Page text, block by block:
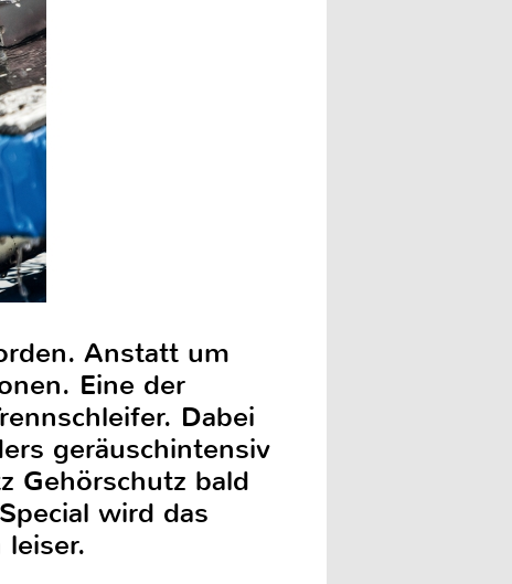
Anstatt um
Eine der
Dabei
geräuschintensiv
Gehörschutz bald
wird das